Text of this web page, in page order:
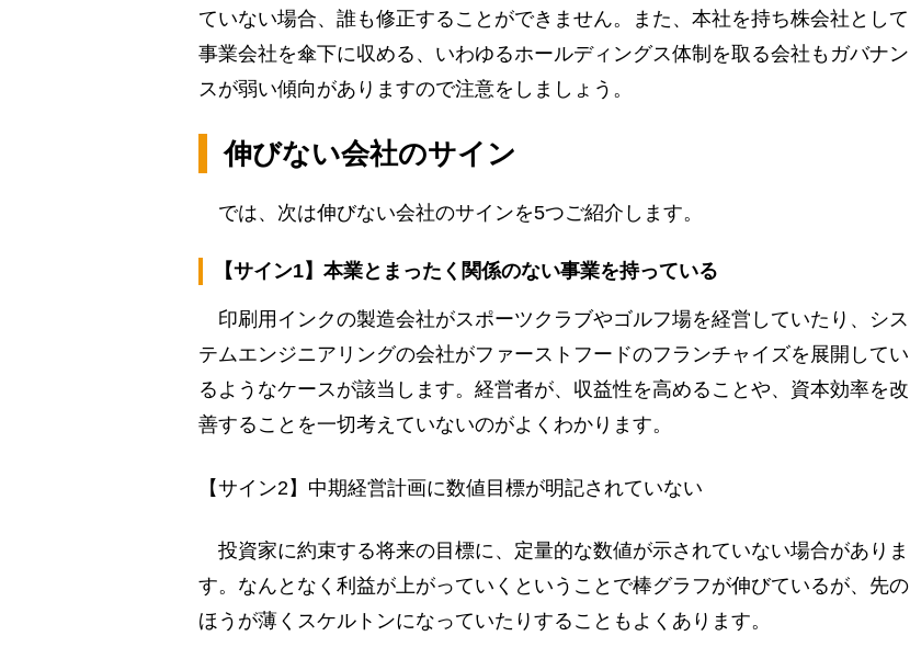
ていない場合、誰も修正することができません。また、本社を持ち株会社として
事業会社を傘下に収める、いわゆるホールディングス体制を取る会社もガバナン
スが弱い傾向がありますので注意をしましょう。
伸びない会社のサイン
では、次は伸びない会社のサインを5つご紹介します。
【サイン1】本業とまったく関係のない事業を持っている
印刷用インクの製造会社がスポーツクラブやゴルフ場を経営していたり、シス
テムエンジニアリングの会社がファーストフードのフランチャイズを展開してい
るようなケースが該当します。経営者が、収益性を高めることや、資本効率を改
善することを一切考えていないのがよくわかります。
【サイン2】中期経営計画に数値目標が明記されていない
投資家に約束する将来の目標に、定量的な数値が示されていない場合がありま
す。なんとなく利益が上がっていくということで棒グラフが伸びているが、先の
ほうが薄くスケルトンになっていたりすることもよくあります。